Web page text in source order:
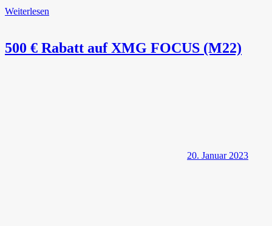
Weiterlesen
500 € Rabatt auf XMG FOCUS (M22)
20. Januar 2023